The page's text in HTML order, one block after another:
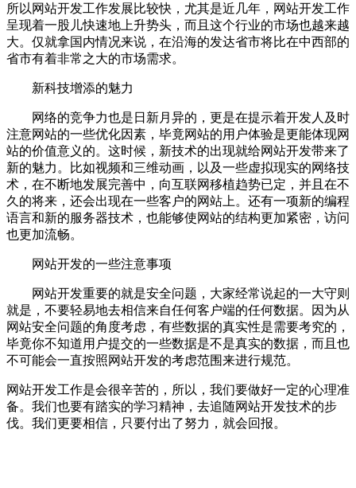
所以网站开发工作发展比较快，尤其是近几年，网站开发工作
呈现着一股儿快速地上升势头，而且这个行业的市场也越来越
大。仅就拿国内情况来说，在沿海的发达省市将比在中西部的
省市有着非常之大的市场需求。
新科技增添的魅力
网络的竞争力也是日新月异的，更是在提示着开发人及时
注意网站的一些优化因素，毕竟网站的用户体验是更能体现网
站的价值意义的。这时候，新技术的出现就给网站开发带来了
新的魅力。比如视频和三维动画，以及一些虚拟现实的网络技
术，在不断地发展完善中，向互联网移植趋势已定，并且在不
久的将来，还会出现在一些客户的网站上。还有一项新的编程
语言和新的服务器技术，也能够使网站的结构更加紧密，访问
也更加流畅。
网站开发的一些注意事项
网站开发重要的就是安全问题，大家经常说起的一大守则
就是，不要轻易地去相信来自任何客户端的任何数据。因为从
网站安全问题的角度考虑，有些数据的真实性是需要考究的，
毕竟你不知道用户提交的一些数据是不是真实的数据，而且也
不可能会一直按照网站开发的考虑范围来进行规范。
网站开发工作是会很辛苦的，所以，我们要做好一定的心理准
备。我们也要有踏实的学习精神，去追随网站开发技术的步
伐。我们更要相信，只要付出了努力，就会回报。